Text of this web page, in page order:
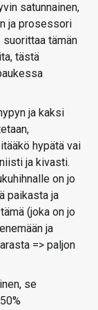
satunnainen,
ja prosessori
tämän
tästä
ja kaksi
hypätä vai
ja kivasti.
on jo
paikasta ja
(joka on jo
ja
=> paljon
se